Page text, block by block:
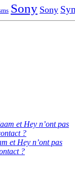
Sony Sony
et Hey n’ont pas
?
et Hey n’ont pas
?